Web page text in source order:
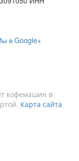
в Google+
кофемашин в
Карта сайта